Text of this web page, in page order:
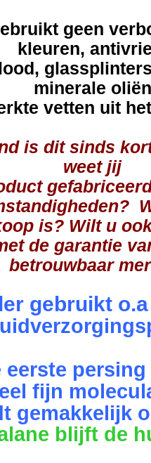
geen
kleuren,
minerale oliën
vetten uit
is dit sinds
weet jij
is? Wilt u
de garantie
betrouwbaar
gebruikt
eerste
fijn
gemakkelijk
blijft de